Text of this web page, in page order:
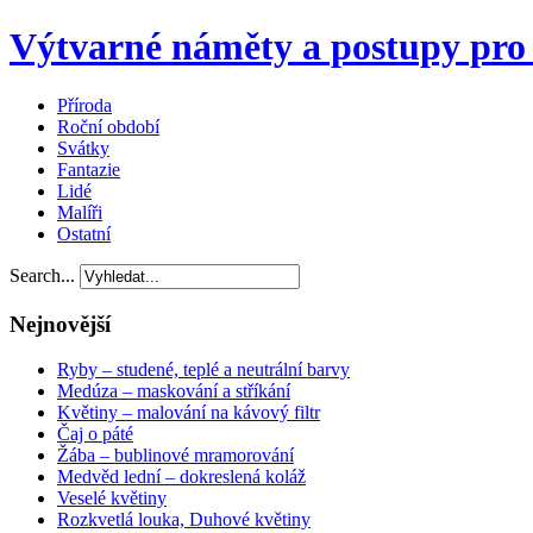
Výtvarné náměty a postupy
Příroda
Roční období
Svátky
Fantazie
Lidé
Malíři
Ostatní
Search...
Nejnovější
Ryby – studené, teplé a neutrální barvy
Medúza – maskování a stříkání
Květiny – malování na kávový filtr
Čaj o páté
Žába – bublinové mramorování
Medvěd lední – dokreslená koláž
Veselé květiny
Rozkvetlá louka, Duhové květiny